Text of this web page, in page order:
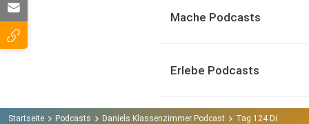
Mache Podcasts
Erlebe Podcasts
Startseite Podcasts Daniels Klassenzimmer Podcast Tag 124 Die